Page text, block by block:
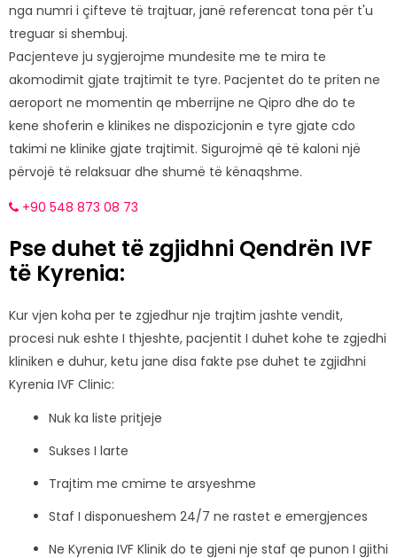
nga numri i çifteve të trajtuar, janë referencat tona për t'u
treguar si shembuj.
Pacjenteve ju sygjerojme mundesite me te mira te
akomodimit gjate trajtimit te tyre. Pacjentet do te priten ne
aeroport ne momentin qe mberrijne ne Qipro dhe do te
kene shoferin e klinikes ne dispozicjonin e tyre gjate cdo
takimi ne klinike gjate trajtimit. Sigurojmë që të kaloni një
përvojë të relaksuar dhe shumë të kënaqshme.
+90 548 873 08 73
Pse duhet të zgjidhni Qendrën IVF
të Kyrenia:
Kur vjen koha per te zgjedhur nje trajtim jashte vendit,
procesi nuk eshte I thjeshte, pacjentit I duhet kohe te zgjedhi
kliniken e duhur, ketu jane disa fakte pse duhet te zgjidhni
Kyrenia IVF Clinic:
Nuk ka liste pritjeje
Sukses I larte
Trajtim me cmime te arsyeshme
Staf I disponueshem 24/7 ne rastet e emergjences
Ne Kyrenia IVF Klinik do te gjeni nje staf qe punon I gjithi